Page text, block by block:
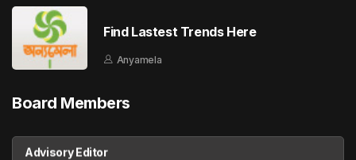
Find Lastest Trends Here
Anyamela
Board Members
Advisory Editor